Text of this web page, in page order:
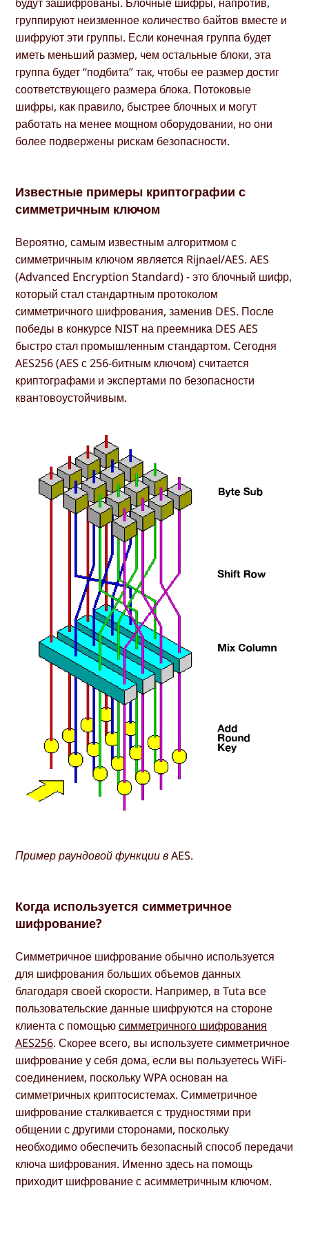
группируют неизменное количество байтов вместе и
шифруют эти группы. Если конечная группа будет
иметь меньший размер, чем остальные блоки, эта
группа будет “подбита” так, чтобы ее размер достиг
соответствующего размера блока. Потоковые
шифры, как правило, быстрее блочных и могут
работать на менее мощном оборудовании, но они
более подвержены рискам безопасности.
Известные примеры криптографии с
симметричным ключом
Вероятно, самым известным алгоритмом с
симметричным ключом является Rijnael/AES. AES
(Advanced Encryption Standard) - это блочный шифр,
который стал стандартным протоколом
симметричного шифрования, заменив DES. После
победы в конкурсе NIST на преемника DES AES
быстро стал промышленным стандартом. Сегодня
AES256 (AES с 256-битным ключом) считается
криптографами и экспертами по безопасности
квантовоустойчивым.
Пример раундовой функции в AES.
Когда используется симметричное
шифрование?
Симметричное шифрование обычно используется
для шифрования больших объемов данных
благодаря своей скорости. Например, в Tuta все
пользовательские данные шифруются на стороне
клиента с помощьюсимметричного шифрования
AES256. Скорее всего, вы используете симметричное
шифрование у себя дома, если вы пользуетесь WiFi-
соединением, поскольку WPA основан на
симметричных криптосистемах. Симметричное
шифрование сталкивается с трудностями при
общении с другими сторонами, поскольку
необходимо обеспечить безопасный способ передачи
ключа шифрования. Именно здесь на помощь
приходит шифрование с асимметричным ключом.